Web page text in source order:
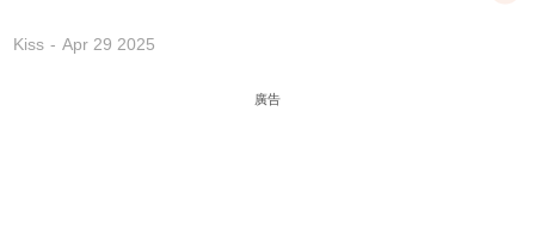
Kiss Apr 29 2025
廣告